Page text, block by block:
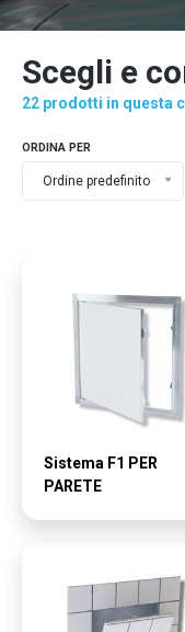
Scegli e
22 prodotti in questa
ORDINA PER
Ordine predefinito
Sistema F1 PER
PARETE